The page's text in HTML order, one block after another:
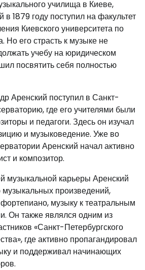
училища в Киеве,
1879 году поступил на факультет
Киевского университета по
Но его страсть к музыке не
учебу на юридическом
посвятить себя полностью
Аренский поступил в Санкт-
где его учителями были
и педагоги. Здесь он изучал
и музыковедение. Уже во
Аренский начал активно
и композитор.
музыкальной карьеры Аренский
произведений,
музыку к театральным
Он также являлся одним из
«Санкт-Петербургского
где активно пропагандировал
и поддерживал начинающих